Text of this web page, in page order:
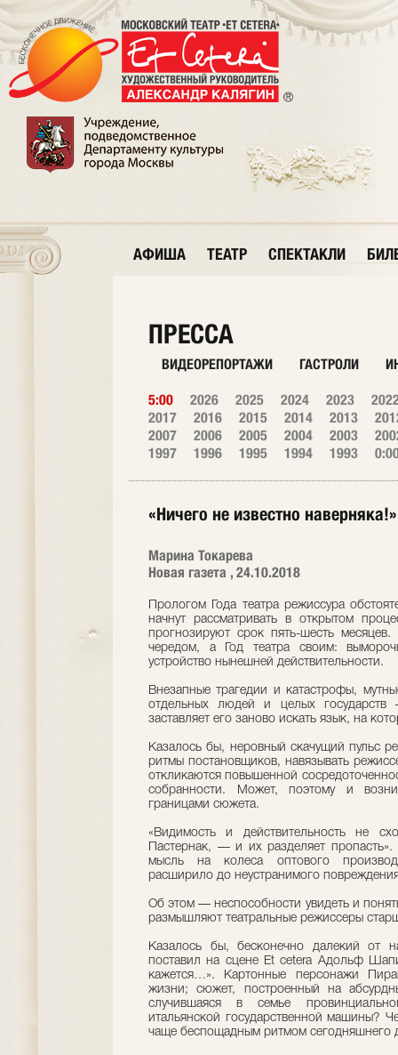
АФИША ТЕАТР СПЕКТАКЛИ
ПРЕССА
ВИДЕОРЕПОРТАЖИ ГАСТРОЛИ
5:00 2026 2025 2024 2023
2017
2016 2015 2014 2013
2007
2006 2005 2004 2003
1997
1996 1995 1994 1993
«Ничего не известно наверняка!»
Марина Токарева
Новая газета , 24.10.2018
Прологом Года театра режиссура
начнут рассматривать в открытом
прогнозируют срок пять-шесть
чередом, а Год театра своим:
устройство нынешней действительности.
Внезапные трагедии и катастрофы,
отдельных людей и целых государств
заставляет его заново искать язык, на
Казалось бы, неровный скачущий пульс
ритмы постановщиков, навязывать
откликаются повышенной
собранности. Может, поэтому и
границами сюжета.
«Видимость и действительность не
Пастернак, — и их разделяет
мысль на колеса оптового
расширило до неустранимого
Об этом — неспособности увидеть и
размышляют театральные режиссеры
Казалось бы, бесконечно далекий от
поставил на сцене Et cetera Адольф
кажется…». Картонные персонажи
жизни; сюжет, построенный на
случившаяся в семье
итальянской государственной машины?
чаще беспощадным ритмом сегодняшнего